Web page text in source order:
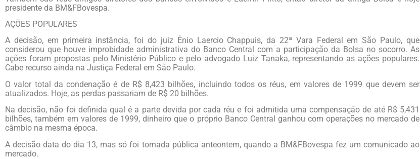
presidente da BM&FBovespa.
AÇÕES POPULARES
A decisão, em primeira instância, foi do juiz Ênio Laercio Chappuis, da 22ª Vara Federal em São Paulo, que
considerou que houve improbidade administrativa do Banco Central com a participação da Bolsa no socorro. As
ações foram propostas pelo Ministério Público e pelo advogado Luiz Tanaka, representando as ações populares.
Cabe recurso ainda na Justiça Federal em São Paulo.
O valor total da condenação é de R$ 8,423 bilhões, incluindo todos os réus, em valores de 1999 que devem ser
atualizados. Hoje, as perdas passariam de R$ 20 bilhões.
Na decisão, não foi definida qual é a parte devida por cada réu e foi admitida uma compensação de até R$ 5,431
bilhões, também em valores de 1999, dinheiro que o próprio Banco Central ganhou com operações no mercado de
câmbio na mesma época.
A decisão data do dia 13, mas só foi tornada pública anteontem, quando a BM&FBovespa fez um comunicado ao
mercado.